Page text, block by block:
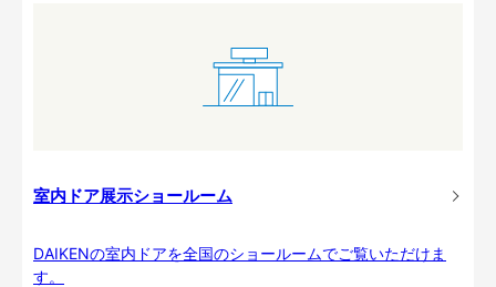
室内ドア展示ショールーム
DAIKENの室内ドアを全国のショールームでご覧いただけま
す。